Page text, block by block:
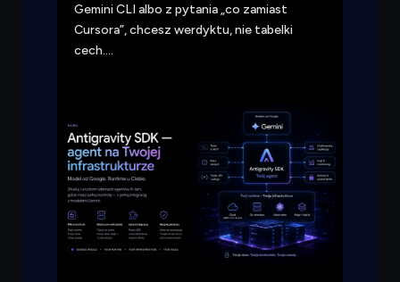
Gemini CLI albo z pytania „co zamiast
Cursora”, chcesz werdyktu, nie tabelki
cech….